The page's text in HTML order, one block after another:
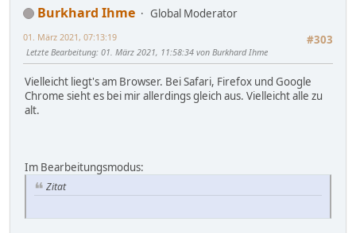
Burkhard Ihme
Global Moderator
#303
01. März 2021, 07:13:19
Letzte Bearbeitung: 01. März 2021, 11:58:34 von Burkhard Ihme
Vielleicht liegt's am Browser. Bei Safari, Firefox und Google
Chrome sieht es bei mir allerdings gleich aus. Vielleicht alle zu
alt.
Im Bearbeitungsmodus:
Zitat